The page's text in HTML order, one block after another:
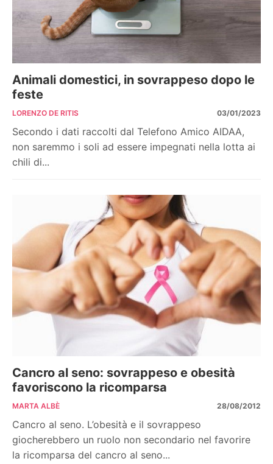
Animali domestici, in sovrappeso dopo le
feste
LORENZO DE RITIS 03/01/2023
Secondo i dati raccolti dal Telefono Amico AIDAA,
non saremmo i soli ad essere impegnati nella lotta ai
chili di...
Cancro al seno: sovrappeso e obesità
favoriscono la ricomparsa
MARTA ALBÈ 28/08/2012
Cancro al seno. L’obesità e il sovrappeso
giocherebbero un ruolo non secondario nel favorire
la ricomparsa del cancro al seno...